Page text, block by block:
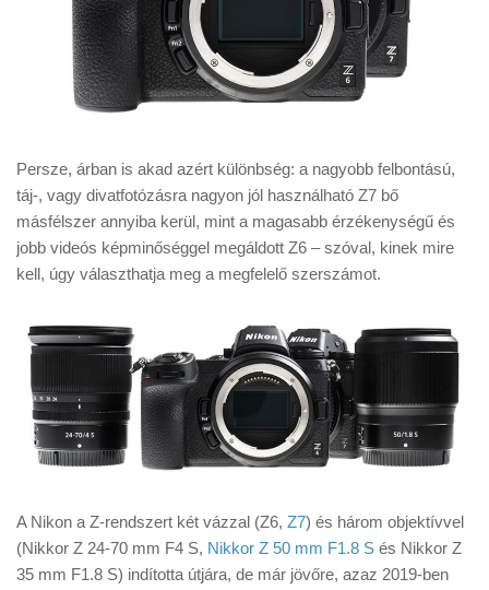
Persze, árban is akad azért különbség: a nagyobb felbontású,
táj-, vagy divatfotózásra nagyon jól használható Z7 bő
másfélszer annyiba kerül, mint a magasabb érzékenységű és
jobb videós képminőséggel megáldott Z6 – szóval, kinek mire
kell, úgy választhatja meg a megfelelő szerszámot.
A Nikon a Z-rendszert két vázzal (Z6, Z7) és három objektívvel
(Nikkor Z 24-70 mm F4 S, Nikkor Z 50 mm F1.8 S és Nikkor Z
35 mm F1.8 S) indította útjára, de már jövőre, azaz 2019-ben